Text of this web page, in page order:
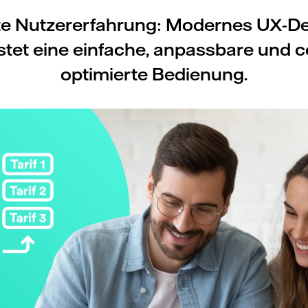
Nutzererfahrung: Modernes UX-
eine einfache, anpassbare und
optimierte Bedienung.